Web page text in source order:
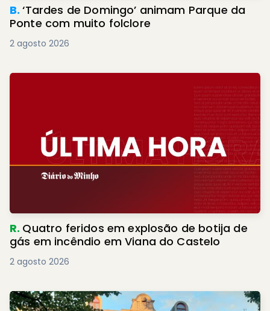
B.‘Tardes de Domingo’ animam Parque da
Ponte com muito folclore
2 agosto 2026
R. Quatro feridos em explosão de botija de
gás em incêndio em Viana do Castelo
2 agosto 2026